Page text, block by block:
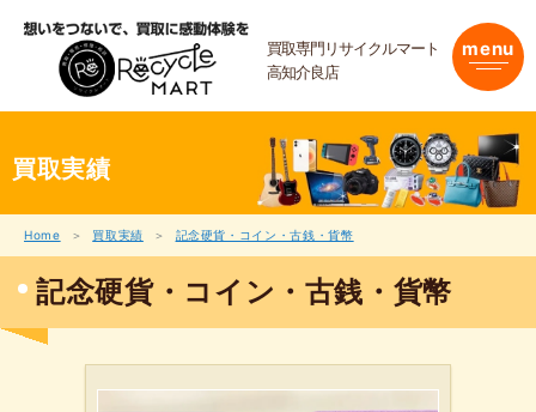
買取専門リサイクルマート
高知介良店
menu
買取実績
Home 買取実績 記念硬貨・コイン・古銭・貨幣
記念硬貨・コイン・古銭・貨幣